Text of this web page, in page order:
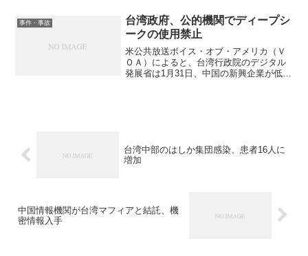
6019票を獲得し、最大与党の侯友宜・趙
少康ペアに...
事件・事故
台湾政府、公的機関でディープシ
ークの使用禁止
米公共放送ボイス・オブ・アメリカ（Ｖ
ＯＡ）によると、台湾行政院のデジタル
発展省は1月31日、中国の新興企業が低コ
台湾中部のはしか集団感染、患者16人に
増加
中国情報機関が台湾マフィアと結託、機
密情報入手